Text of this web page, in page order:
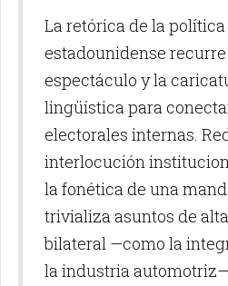
La retórica de la
estadounidense
espectáculo y la
lingüística para
electorales internas.
interlocución
la fonética de una
trivializa asuntos de
bilateral —como la
la industria